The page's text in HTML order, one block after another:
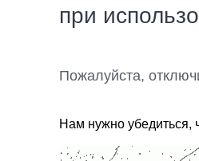
при
Пожалуйста,
Нам нужно убедиться,